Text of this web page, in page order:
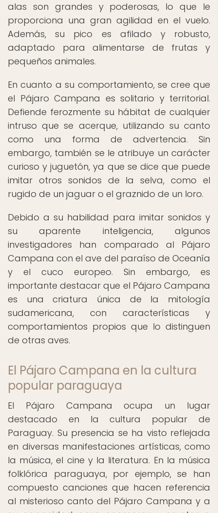
alas son grandes y poderosas, lo que le
proporciona una gran agilidad en el vuelo.
Además, su pico es afilado y robusto,
adaptado para alimentarse de frutas y
pequeños animales.
En cuanto a su comportamiento, se cree que
el Pájaro Campana es solitario y territorial.
Defiende ferozmente su hábitat de cualquier
intruso que se acerque, utilizando su canto
como una forma de advertencia. Sin
embargo, también se le atribuye un carácter
curioso y juguetón, ya que se dice que puede
imitar otros sonidos de la selva, como el
rugido de un jaguar o el graznido de un loro.
Debido a su habilidad para imitar sonidos y
su aparente inteligencia, algunos
investigadores han comparado al Pájaro
Campana con el ave del paraíso de Oceanía
y el cuco europeo. Sin embargo, es
importante destacar que el Pájaro Campana
es una criatura única de la mitología
sudamericana, con características y
comportamientos propios que lo distinguen
de otras aves.
El Pájaro Campana en la cultura
popular paraguaya
El Pájaro Campana ocupa un lugar
destacado en la cultura popular de
Paraguay. Su presencia se ha visto reflejada
en diversas manifestaciones artísticas, como
la música, el cine y la literatura. En la música
folklórica paraguaya, por ejemplo, se han
compuesto canciones que hacen referencia
al misterioso canto del Pájaro Campana y a